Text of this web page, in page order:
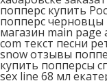
попперс купить
попперс черновцы
магазин main
com текст песни
snow отзывы
купить попперсы
sex line 68 мл